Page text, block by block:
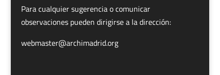
Para cualquier sugerencia o comunicar
observaciones pueden dirigirse a la dirección:
webmaster@archimadrid.org